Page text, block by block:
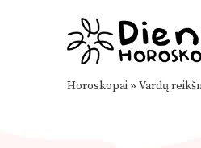
Horoskopai » Vardų